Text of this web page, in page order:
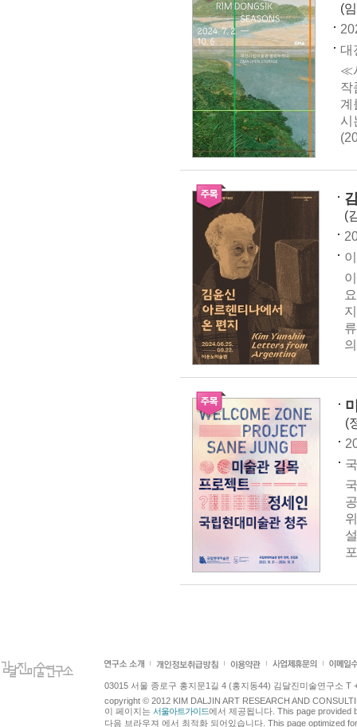
(
대
≪
작
계
시
(
(
03015 서울 종로구 홍지문1길 4 (홍지동44) 김달진미술연구소 T
copyright © 2012 KIM DALJIN ART RESEARCH AND
이 페이지는 서울아트가이드에서 제공됩니다. This page provided
다음 브라우져 에서 최적화 되어있습니다. This page optimized